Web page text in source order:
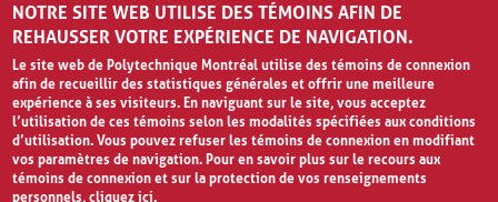
Enseignement par les pairs (7)
NOTRE SITE WEB UTILISE DES TÉMOINS AFIN DE
REHAUSSER VOTRE EXPÉRIENCE DE NAVIGATION.
Le site web de Polytechnique Montréal utilise des témoins de connexion
afin de recueillir des statistiques générales et offrir une meilleure
expérience à ses visiteurs. En naviguant sur le site, vous acceptez
l’utilisation de ces témoins selon les modalités spécifiées aux conditions
d’utilisation. Vous pouvez refuser les témoins de connexion en modifiant
vos paramètres de navigation. Pour en savoir plus sur le recours aux
témoins de connexion et sur la protection de vos renseignements
personnels,cliquez ici.